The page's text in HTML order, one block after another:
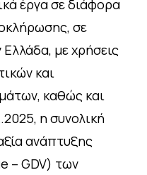
έργα σε διάφορα
σε
με χρήσεις
και
καθώς και
η συνολική
ανάπτυξης
– GDV) των